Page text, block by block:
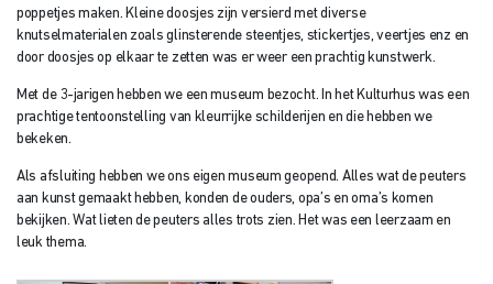
poppetjes maken. Kleine doosjes zijn versierd met diverse
knutselmaterialen zoals glinsterende steentjes, stickertjes, veertjes enz en
door doosjes op elkaar te zetten was er weer een prachtig kunstwerk.
Met de 3-jarigen hebben we een museum bezocht. In het Kulturhus was een
prachtige tentoonstelling van kleurrijke schilderijen en die hebben we
bekeken.
Als afsluiting hebben we ons eigen museum geopend. Alles wat de peuters
aan kunst gemaakt hebben, konden de ouders, opa’s en oma’s komen
bekijken. Wat lieten de peuters alles trots zien. Het was een leerzaam en
leuk thema.